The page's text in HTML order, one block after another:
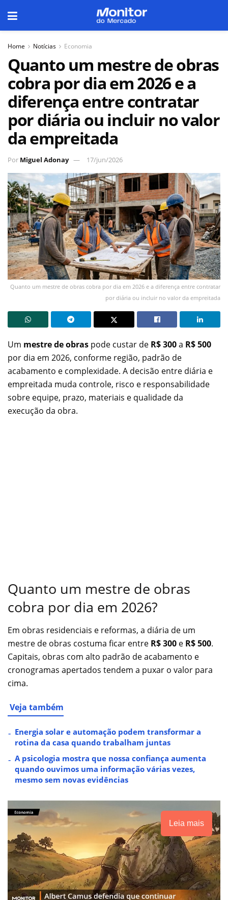
Home Notícias Economia
Quanto um mestre de obras
cobra por dia em 2026 e a
diferença entre contratar
por diária ou incluir no valor
da empreitada
Por Miguel Adonay 17/jun/2026
Quanto um mestre de obras cobra por dia em 2026 e a diferença entre contratar
por diária ou incluir no valor da empreitada
Um mestre de obras pode custar de R$ 300a R$ 500
por dia em 2026, conforme região, padrão de
acabamento e complexidade. A decisão entre diária e
empreitada muda controle, risco e responsabilidade
sobre equipe, prazo, materiais e qualidade da
execução da obra.
Quanto um mestre de obras
cobra por dia em 2026?
Em obras residenciais e reformas, a diária de um
mestre de obras costuma ficar entre R$ 300 e R$ 500.
Capitais, obras com alto padrão de acabamento e
cronogramas apertados tendem a puxar o valor para
cima.
Veja também
Energia solar e automação podem transformar a
rotina da casa quando trabalham juntas
A psicologia mostra que nossa confiança aumenta
quando ouvimos uma informação várias vezes,
mesmo sem novas evidências
Leia mais